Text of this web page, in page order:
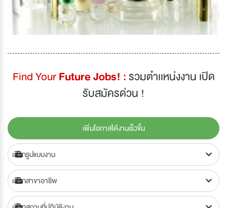
Find YourFuture Jobs! :รวมตำเเหน่งงาน เปิด
รับสมัครด่วน !
เพิ่มโอกาสได้งานเร็วขึ้น